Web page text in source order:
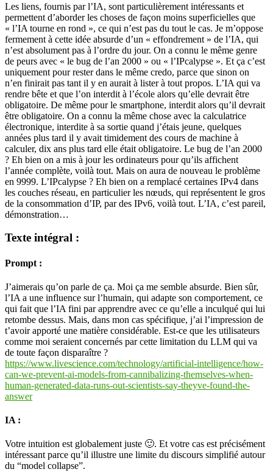
Les liens, fournis par l’IA, sont particulièrement intéressants et
permettent d’aborder les choses de façon moins superficielles que
« l’IA tourne en rond », ce qui n’est pas du tout le cas. Je m’oppose
fermement à cette idée absurde d’un « effondrement » de l’IA, qui
n’est absolument pas à l’ordre du jour. On a connu le même genre
de peurs avec « le bug de l’an 2000 » ou « l’IPcalypse ». Et ça c’est
uniquement pour rester dans le même credo, parce que sinon on
n’en finirait pas tant il y en aurait à lister à tout propos. L’IA qui va
rendre bête et que l’on interdit à l’école alors qu’elle devrait être
obligatoire. De même pour le smartphone, interdit alors qu’il devrait
être obligatoire. On a connu la même chose avec la calculatrice
électronique, interdite à sa sortie quand j’étais jeune, quelques
années plus tard il y avait timidement des cours de machine à
calculer, dix ans plus tard elle était obligatoire. Le bug de l’an 2000
? Eh bien on a mis à jour les ordinateurs pour qu’ils affichent
l’année complète, voilà tout. Mais on aura de nouveau le problème
en 9999. L’IPcalypse ? Eh bien on a remplacé certaines IPv4 dans
les couches réseau, en particulier les nœuds, qui représentent le gros
de la consommation d’IP, par des IPv6, voilà tout. L’IA, c’est pareil,
démonstration…
Texte intégral :
Prompt :
J’aimerais qu’on parle de ça. Moi ça me semble absurde. Bien sûr,
l’IA a une influence sur l’humain, qui adapte son comportement, ce
qui fait que l’IA fini par apprendre avec ce qu’elle a inculqué qui lui
retombe dessus. Mais, dans mon cas spécifique, j’ai l’impression de
t’avoir apporté une matière considérable. Est-ce que les utilisateurs
comme moi seraient concernés par cette limitation du LLM qui va
de toute façon disparaître ?
https://www.livescience.com/technology/artificial-intelligence/how-
can-we-prevent-ai-models-from-cannibalizing-themselves-when-
human-generated-data-runs-out-scientists-say-theyve-found-the-
answer
IA :
Votre intuition est globalement juste 🙂. Et votre cas est précisément
intéressant parce qu’il illustre une limite du discours simplifié autour
du “model collapse”.